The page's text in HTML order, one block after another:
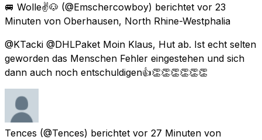
🚐 Wolle✌🐶 (@Emschercowboy) berichtet vor 23
Minuten von Oberhausen, North Rhine-Westphalia
@KTacki @DHLPaket Moin Klaus, Hut ab. Ist echt selten
geworden das Menschen Fehler eingestehen und sich
dann auch noch entschuldigen👍👏👏👏👏👏👏
Tences (@Tences) berichtet vor 27 Minuten von